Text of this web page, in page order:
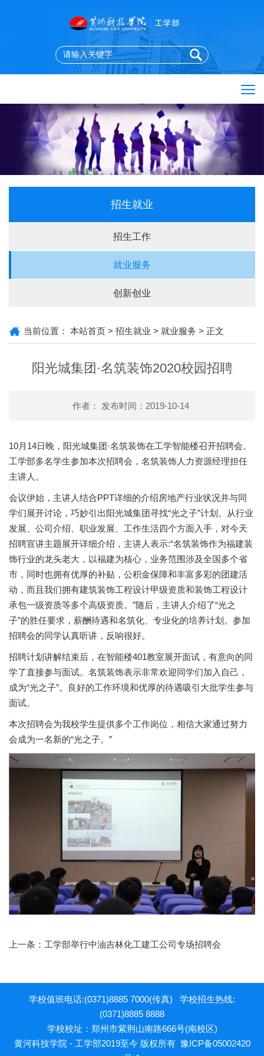
招生就业
招生工作
就业服务
创新创业
当前位置： 本站首页 > 招生就业 > 就业服务 > 正文
阳光城集团·名筑装饰2020校园招聘
作者： 发布时间：2019-10-14
10月14日晚，阳光城集团·名筑装饰在工学智能楼召开招聘会。
工学部多名学生参加本次招聘会，名筑装饰人力资源经理担任
主讲人。
会议伊始，主讲人结合PPT详细的介绍房地产行业状况并与同
学们展开讨论，巧妙引出阳光城集团寻找“光之子”计划。从行业
发展、公司介绍、职业发展、工作生活四个方面入手，对今天
招聘宣讲主题展开详细介绍，主讲人表示:“名筑装饰作为福建装
饰行业的龙头老大，以福建为核心，业务范围涉及全国多个省
市，同时也拥有优厚的补贴，公积金保障和丰富多彩的团建活
动，而且我们拥有建筑装饰工程设计甲级资质和装饰工程设计
承包一级资质等多个高级资质。”随后，主讲人介绍了“光之
子”的胜任要求，薪酬待遇和名筑化、专业化的培养计划。参加
招聘会的同学认真听讲，反响很好。
招聘计划讲解结束后，在智能楼401教室展开面试，有意向的同
学了直接参与面试。名筑装饰表示非常欢迎同学们加入自己，
成为“光之子”。良好的工作环境和优厚的待遇吸引大批学生参与
面试。
本次招聘会为我校学生提供多个工作岗位，相信大家通过努力
会成为一名新的“光之子。”
上一条： 工学部举行中油吉林化工建工公司专场招聘会
学校值班电话:(0371)8885 7000(传真) 学校招生热线:
(0371)8885 8888
学校校址：郑州市紫荆山南路666号(南校区)
黄河科技学院 - 工学部2019至今 版权所有 豫ICP备05002420